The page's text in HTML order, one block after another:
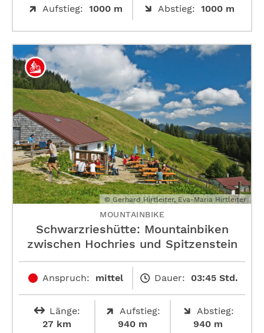
Aufstieg: 1000 m Abstieg: 1000 m
© Gerhard Hirtleiter, Eva-Maria Hirtleiter
MOUNTAINBIKE
Schwarzrieshütte: Mountainbiken
zwischen Hochries und Spitzenstein
Anspruch: mittel Dauer: 03:45 Std.
Länge:
27 km
Aufstieg:
940 m
Abstieg:
940 m